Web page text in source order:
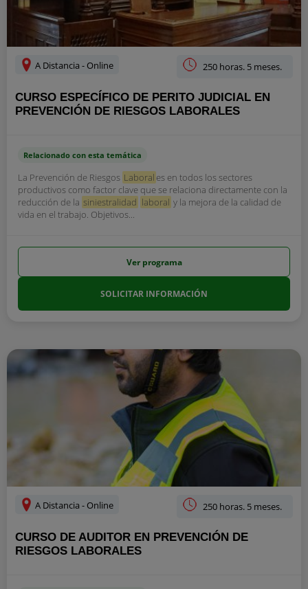
A Distancia - Online 250 horas. 5 meses.
CURSO ESPECÍFICO DE PERITO JUDICIAL EN
PREVENCIÓN DE RIESGOS LABORALES
Relacionado con esta temática
La Prevención de Riesgos Laboral es en todos los sectores
productivos como factor clave que se relaciona directamente con la
reducción de la siniestralidad laboral y la mejora de la calidad de
vida en el trabajo. Objetivos...
Ver programa
SOLICITAR INFORMACIÓN
A Distancia - Online 250 horas. 5 meses.
CURSO DE AUDITOR EN PREVENCIÓN DE
RIESGOS LABORALES